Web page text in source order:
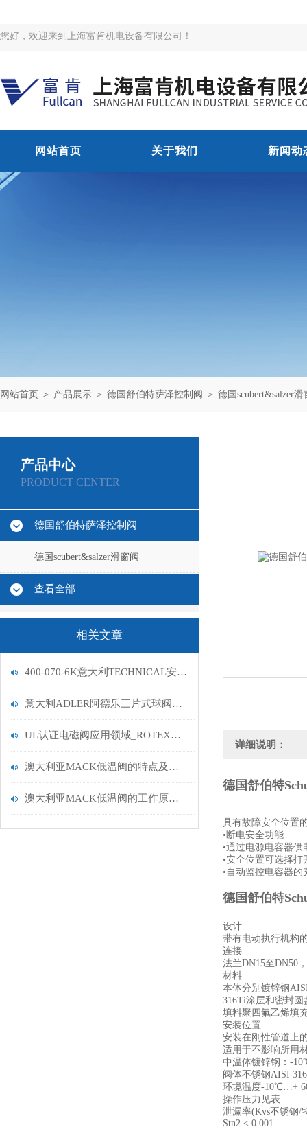
您好，欢迎来到上海富肯机电设备有限公司！
网站首页 关于我们 新闻动
网站首页 ＞ 产品展示 ＞ 德国舒伯特萨泽控制阀 ＞ 德国scubert&salzer滑
产品中心
PRODUCT CENTER
德国舒伯特萨泽控制阀
德国scubert&salzer滑窗阀
查看全部
相关文章
400-070-6K意大利TECHNICAL安全阀
意大利ADLER阿德乐三片式球阀到货
UL认证电磁阀应用领域_ROTEX电磁阀带UL认证
澳大利亚MACK低温阀的特点及性能
澳大利亚MACK低温阀的工作原理及注意事项
详细说明：
德国舒伯特
具有故障安全位置
•断电安全功能
•通过电源电容器供
•安全位置可选择
•自动监控电容器的
德国舒伯特
设计
带有电动执行机构
连接
法兰DN15至DN50，
材料
本体分别镀锌钢
316Ti涂层和密封
填料聚四氟乙烯填
安装位置
安装在刚性管道上
适用于不影响所用
中温体镀锌钢：-
阀体不锈钢AISI
环境温度-10℃…+
操作压力见表
泄漏率(Kvs不锈钢/
Stn2 < 0.001